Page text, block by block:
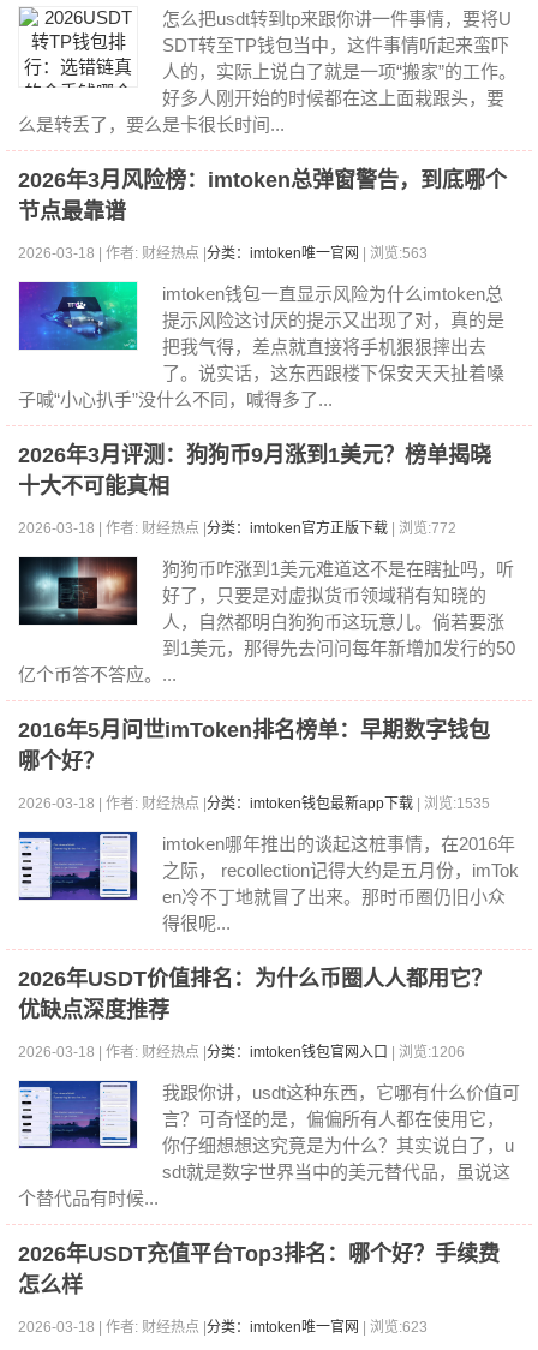
怎么把usdt转到tp来跟你讲一件事情，要将U
SDT转至TP钱包当中，这件事情听起来蛮吓
人的，实际上说白了就是一项“搬家”的工作。
好多人刚开始的时候都在这上面栽跟头，要
么是转丢了，要么是卡很长时间...
2026年3月风险榜：imtoken总弹窗警告，到底哪个
节点最靠谱
2026-03-18 | 作者: 财经热点 | 分类：imtoken唯一官网 | 浏览:563
imtoken钱包一直显示风险为什么imtoken总
提示风险这讨厌的提示又出现了对，真的是
把我气得，差点就直接将手机狠狠摔出去
了。说实话，这东西跟楼下保安天天扯着嗓
子喊“小心扒手”没什么不同，喊得多了...
2026年3月评测：狗狗币9月涨到1美元？榜单揭晓
十大不可能真相
2026-03-18 | 作者: 财经热点 | 分类：imtoken官方正版下载 | 浏览:772
狗狗币咋涨到1美元难道这不是在瞎扯吗，听
好了，只要是对虚拟货币领域稍有知晓的
人，自然都明白狗狗币这玩意儿。倘若要涨
到1美元，那得先去问问每年新增加发行的50
亿个币答不答应。...
2016年5月问世imToken排名榜单：早期数字钱包
哪个好？
2026-03-18 | 作者: 财经热点 | 分类：imtoken钱包最新app下载 | 浏览:1535
imtoken哪年推出的谈起这桩事情，在2016年
之际， recollection记得大约是五月份，imTok
en冷不丁地就冒了出来。那时币圈仍旧小众
得很呢...
2026年USDT价值排名：为什么币圈人人都用它？
优缺点深度推荐
2026-03-18 | 作者: 财经热点 | 分类：imtoken钱包官网入口 | 浏览:1206
我跟你讲，usdt这种东西，它哪有什么价值可
言？可奇怪的是，偏偏所有人都在使用它，
你仔细想想这究竟是为什么？其实说白了，u
sdt就是数字世界当中的美元替代品，虽说这
个替代品有时候...
2026年USDT充值平台Top3排名：哪个好？手续费
怎么样
2026-03-18 | 作者: 财经热点 | 分类：imtoken唯一官网 | 浏览:623